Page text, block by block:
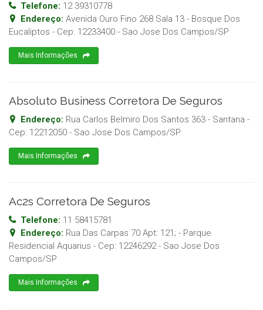
Telefone: 12 39310778
Endereço: Avenida Ouro Fino 268 Sala 13 - Bosque Dos
Eucaliptos - Cep: 12233400 - Sao Jose Dos Campos/SP
Mais Informações
Absoluto Business Corretora De Seguros
Endereço: Rua Carlos Belmiro Dos Santos 363 - Santana -
Cep: 12212050 - Sao Jose Dos Campos/SP
Mais Informações
Ac2s Corretora De Seguros
Telefone: 11 58415781
Endereço: Rua Das Carpas 70 Apt: 121; - Parque
Residencial Aquarius - Cep: 12246292- Sao Jose Dos
Campos/SP
Mais Informações